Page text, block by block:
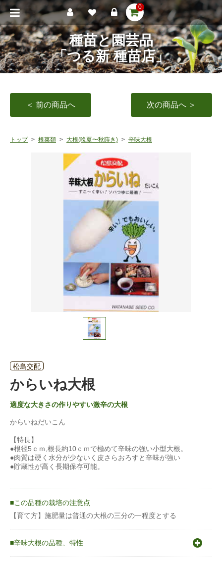
0
種苗と園芸品
「つる新 種苗店」
＜ 前の商品へ 次の商品へ ＞
トップ 根菜類 大根(晩夏〜秋蒔き) 辛味大根
松島交配
からいね大根
適度な大きさの作りやすい激辛の大根
からいねだいこん
【特長】
●根径5ｃｍ,根長約10ｃｍで極めて辛味の強い小型大根。
●肉質は硬く水分が少ないく皮さらおろすと辛味が強い
●貯蔵性が高く長期保存可能。
この品種の栽培の注意点
【育て方】施肥量は普通の大根の三分の一程度とする
辛味大根の品種、特性